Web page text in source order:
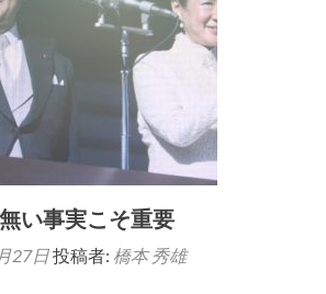
い事実こそ重要
27日投稿者: 橋本 秀雄